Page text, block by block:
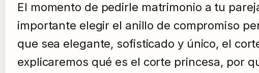
El momento de pedirle matrimonio a tu
importante elegir el anillo de compromiso
que sea elegante, sofisticado y único, el
explicaremos qué es el corte princesa, por